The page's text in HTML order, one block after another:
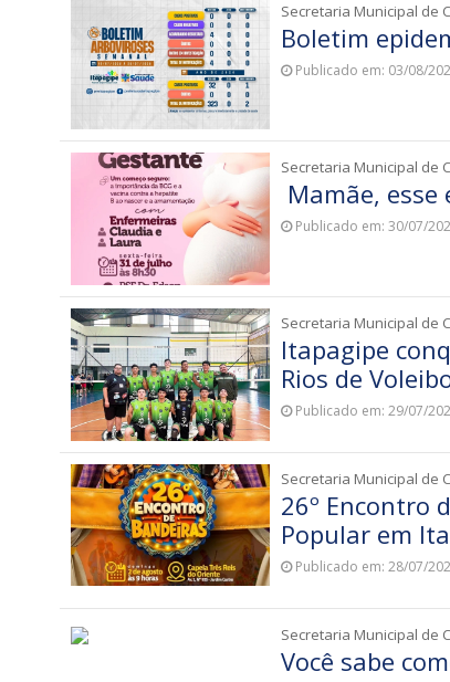
Secretaria Municipal de
Boletim
Publicado em: 03/08/
Secretaria Municipal de
Mamãe,
Publicado em: 30/07/
Secretaria Municipal de
Itapagipe
Rios de
Publicado em: 29/07/
Secretaria Municipal de
26º Encontro
Popular em
Publicado em: 28/07/
Secretaria Municipal de
Você sabe